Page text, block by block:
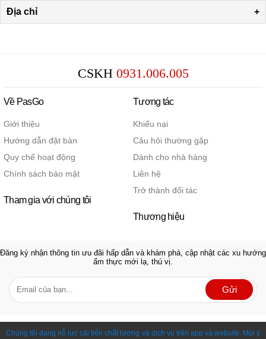
Địa chỉ +
CSKH 0931.006.005
Về PasGo
Giới thiệu
Hướng dẫn đặt bàn
Quy chế hoạt động
Chính sách bảo mật
Tham gia với chúng tôi
Tương tác
Khiếu nại
Câu hỏi thường gặp
Dành cho nhà hàng
Liên hệ
Trở thành đối tác
Thương hiệu
Đăng ký nhận thông tin ưu đãi hấp dẫn và khám phá, cập nhật các xu hướng
ẩm thực mới lạ, thú vị.
Gửi
Chúng tôi đang nỗ lực cải tiến chất lượng và dịch vụ trên app và website. Mọi ý